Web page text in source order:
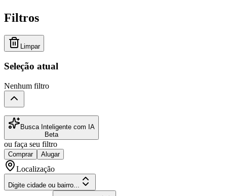
Filtros
Limpar
Seleção atual
Nenhum filtro
Busca Inteligente com IA
Beta
ou faça seu filtro
Comprar Alugar
Localização
Digite cidade ou bairro...